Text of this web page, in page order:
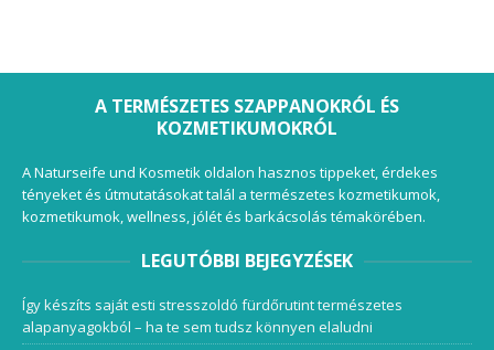
A TERMÉSZETES SZAPPANOKRÓL ÉS
KOZMETIKUMOKRÓL
A Naturseife und Kosmetik oldalon hasznos tippeket, érdekes
tényeket és útmutatásokat talál a természetes kozmetikumok,
kozmetikumok, wellness, jólét és barkácsolás témakörében.
LEGUTÓBBI BEJEGYZÉSEK
Így készíts saját esti stresszoldó fürdőrutint természetes
alapanyagokból – ha te sem tudsz könnyen elaludni